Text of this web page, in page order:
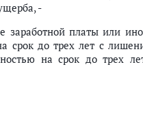
-
заработной платы или
срок до трех лет с
на срок до трех